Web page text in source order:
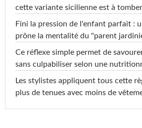
cette variante sicilienne est à tomber
Fini la pression de l'enfant parfait :
prône la mentalité du "parent
Ce réflexe simple permet de
sans culpabiliser selon une
Les stylistes appliquent tous cette
plus de tenues avec moins de